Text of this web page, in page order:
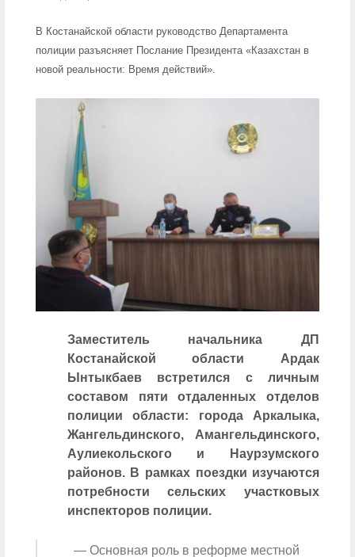
В Костанайской области руководство Департамента
полиции разъясняет Послание Президента «Казахстан в
новой реальности: Время действий».
Заместитель начальника ДП
Костанайской области Ардак
Ынтыкбаев встретился с личным
составом пяти отдаленных отделов
полиции области: города Аркалыка,
Жангельдинского, Амангельдинского,
Аулиекольского и Наурзумского
районов. В рамках поездки изучаются
потребности сельских участковых
инспекторов полиции.
— Основная роль в реформе местной